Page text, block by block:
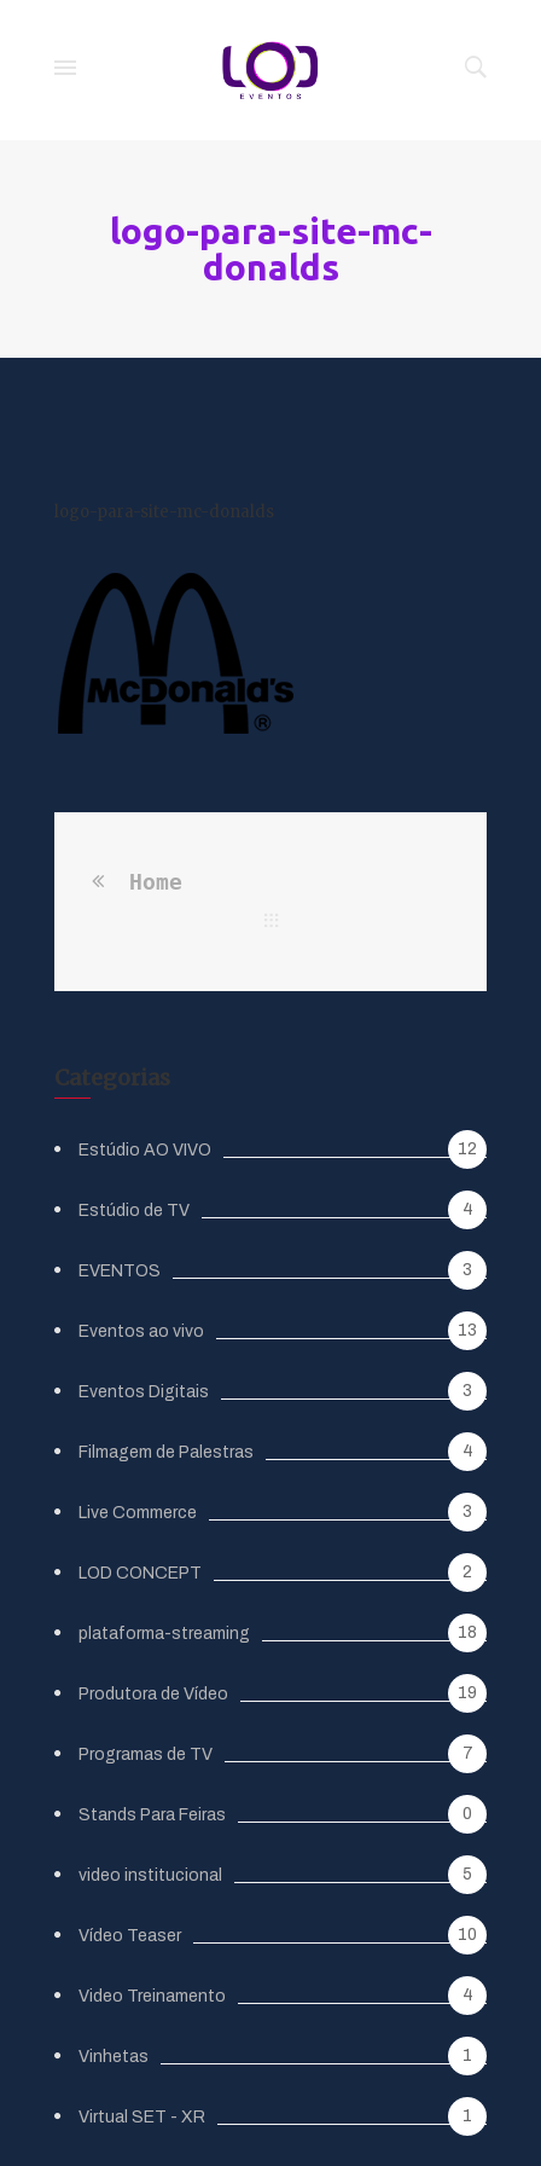
logo-para-site-mc-
donalds
logo-para-site-mc-donalds
Home
Categorias
Estúdio AO VIVO 12
Estúdio de TV 4
EVENTOS 3
Eventos ao vivo 13
Eventos Digitais 3
Filmagem de Palestras 4
Live Commerce 3
LOD CONCEPT 2
plataforma-streaming 18
Produtora de Vídeo 19
Programas de TV 7
Stands Para Feiras 0
video institucional 5
Vídeo Teaser 10
Video Treinamento 4
Vinhetas 1
Virtual SET - XR 1